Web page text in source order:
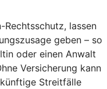
Rechtsschutz, lassen
geben – so
oder einen Anwalt
Versicherung kann
Streitfälle